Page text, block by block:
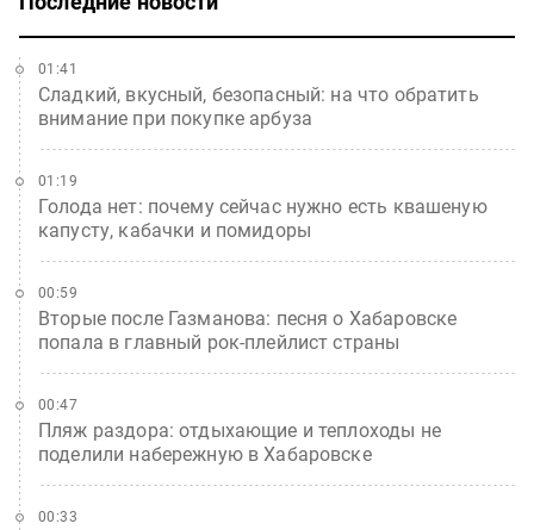
Сладкий, вкусный, безопасный: на что обратить
внимание при покупке арбуза
01:41
Голода нет: почему сейчас нужно есть квашеную
капусту, кабачки и помидоры
01:19
Вторые после Газманова: песня о Хабаровске
попала в главный рок-плейлист страны
00:59
Пляж раздора: отдыхающие и теплоходы не
поделили набережную в Хабаровске
00:47
00:33